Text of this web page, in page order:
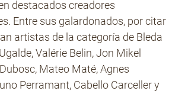
destacados creadores
Entre sus galardonados, por citar
artistas de la categoría de Bleda
Valérie Belin, Jon Mikel
Mateo Maté, Agnes
Perramant, Cabello Carceller y